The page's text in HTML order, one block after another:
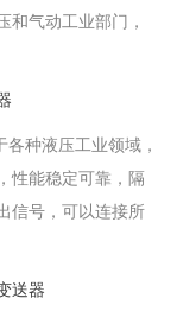
和气动工业部门，
种液压工业领域，
性能稳定可靠，隔
信号，可以连接所
送器